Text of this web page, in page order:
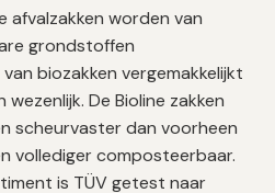
afvalzakken worden van
grondstoffen
biozakken vergemakkelijkt
De Bioline zakken
scheurvaster dan voorheen
vollediger composteerbaar.
is TÜV getest naar